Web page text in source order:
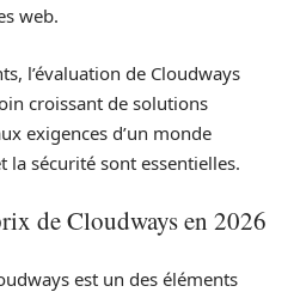
web.
l’évaluation de Cloudways
croissant de solutions
exigences d’un monde
sécurité sont essentielles.
de Cloudways en 2026
est un des éléments